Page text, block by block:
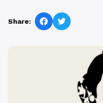
Share: